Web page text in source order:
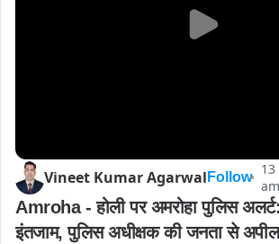
Vineet Kumar Agarwal Follow
am
Amroha - होली पर अमरोहा पुलिस
इंतजाम, पुलिस अधीक्षक की जनता से अपील